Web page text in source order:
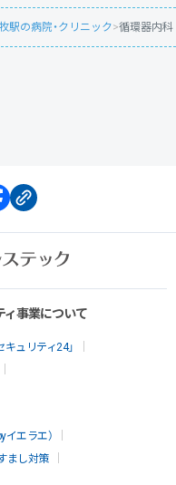
駅の病院・クリニック>循環器内科
ィ事業について
ュリティ24」
エラエ）
まし対策